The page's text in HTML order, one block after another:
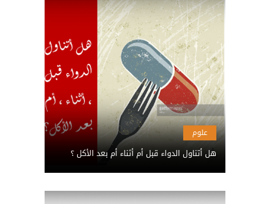
علوم
هل أتناول الدواء قبل أم أثناء أم بعد الأكل ؟